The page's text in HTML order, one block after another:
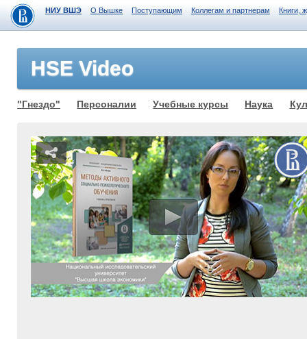
НИУ ВШЭ О Вышке Поступающим Коллегам и партнерам Книги,
HSE Video
"Гнездо" Персоналии Учебные курсы Наука